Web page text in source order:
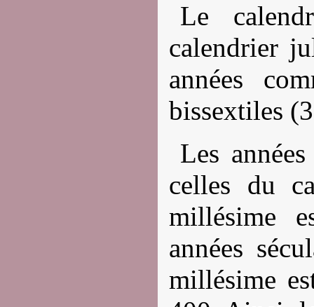
Le
calendrier
années
bissextiles
Les
celles du
millésime
années
millésime